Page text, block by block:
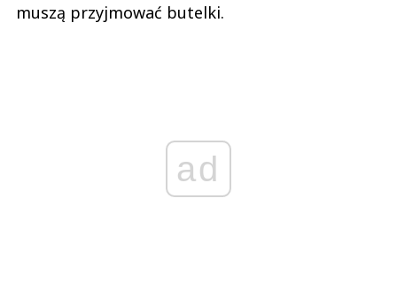
muszą przyjmować butelki.
ad